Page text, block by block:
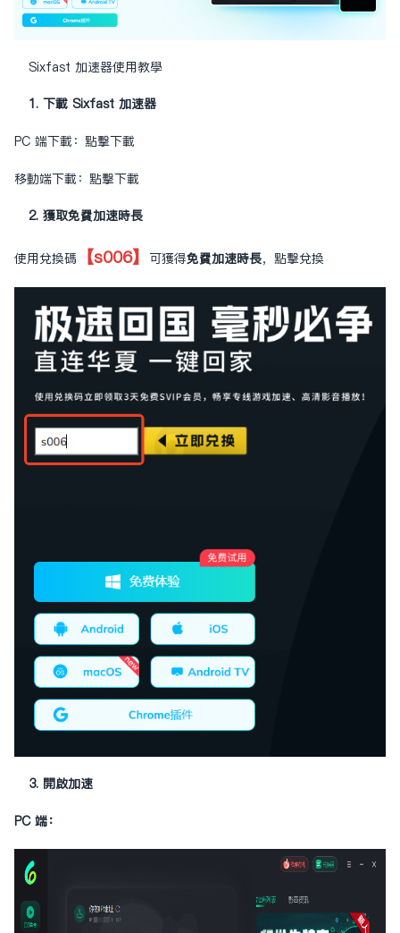
Sixfast 加速器使用教學
1. 下載 Sixfast 加速器
PC 端下載： 點擊下載
移動端下載： 點擊下載
2. 獲取免費加速時長
使用兌換碼 【s006】 可獲得免費加速時長， 點擊兌換
3. 開啟加速
PC 端：